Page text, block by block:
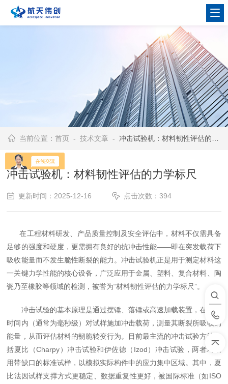
当前位置：首页 -技术文章 - 冲击试验机：材料韧性评估的力学标尺
冲击试验机：材料韧性评估的力学标尺
更新时间：2025-12-16 点击次数：394
在工程材料研发、产品质量控制及安全评估中，材料不仅需具备
足够的强度和硬度，更需拥有良好的抗冲击性能——即在突发载荷下
吸收能量而不发生脆性断裂的能力。冲击试验机正是用于测定材料这
一关键力学性能的核心设备，广泛应用于金属、塑料、复合材料、陶
瓷乃至橡胶等领域的检测，被誉为“材料韧性评估的力学标尺”。
冲击试验的基本原理是通过摆锤、落锤或高速加载装置，在极短
时间内（通常为毫秒级）对试样施加冲击载荷，测量其断裂所吸收的
能量，从而评估材料的韧脆转变行为。目前最主流的冲击试验方法包
括夏比（Charpy）冲击试验和伊佐德（Izod）冲击试验，两者均采
用带缺口的标准试样，以模拟实际构件中的应力集中区域。其中，夏
比法因试样支撑方式更稳定、数据重复性更好，被国际标准（如ISO